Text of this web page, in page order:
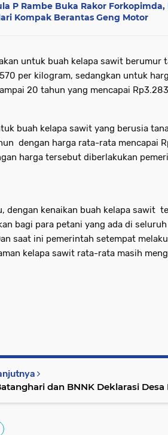
P Rambe Buka Rakor
Kompak Berantas Geng Motor
untuk buah kelapa sawit berumur
per kilogram, sedangkan untuk
20 tahun yang mencapai
buah kelapa sawit yang berusia
dengan harga rata-rata mencapai
harga tersebut diberlakukan
dengan kenaikan buah kelapa sawit
bagi para petani yang ada di
saat ini pemerintah setempat
kelapa sawit rata-rata masih
dan BNNK Deklarasi Desa